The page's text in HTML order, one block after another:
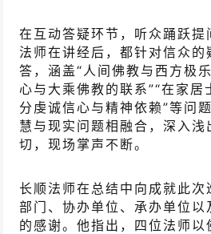
在互动答疑环节，听众踊跃提
法师在讲经后，都针对信众的
答，涵盖“人间佛教与西方极
心与大乘佛教的联系”“在家居
分虔诚信心与精神依赖”等问
慧与现实问题相融合，深入浅
切，现场掌声不断。
长顺法师在总结中向成就此
部门、协办单位、承办单位
的感谢。他指出，四位法师以